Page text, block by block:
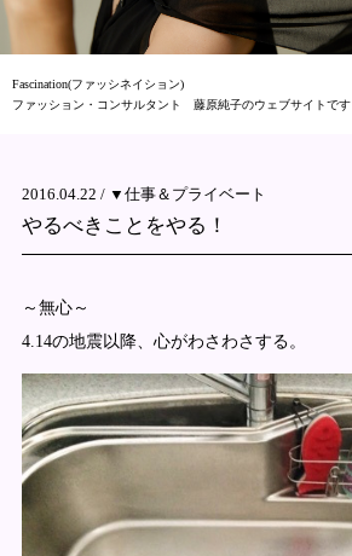
Fascination(ファッシネイション)
ファッション・コンサルタント 藤原純子のウェブサイトです
2016.04.22 / ▼仕事＆プライベート
やるべきことをやる！
～無心～
4.14の地震以降、心がわさわさする。